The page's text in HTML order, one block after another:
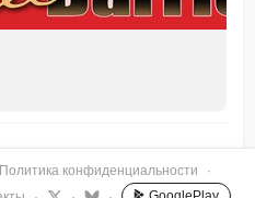
Политика конфиденциальности
·